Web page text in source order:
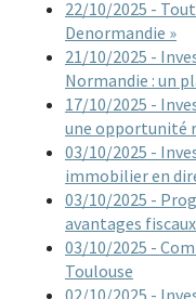
22/10/2025 -
Denormandie »
21/10/2025 -
Normandie : un
17/10/2025 -
une opportunité
03/10/2025 -
immobilier en
03/10/2025 -
avantages
03/10/2025 -
Toulouse